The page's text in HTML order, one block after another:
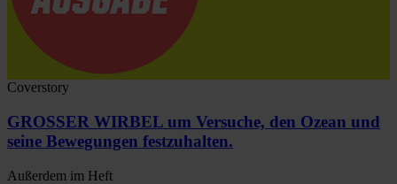
Coverstory
GROSSER WIRBEL um Versuche, den Ozean und
seine Bewegungen festzuhalten.
Außerdem im Heft